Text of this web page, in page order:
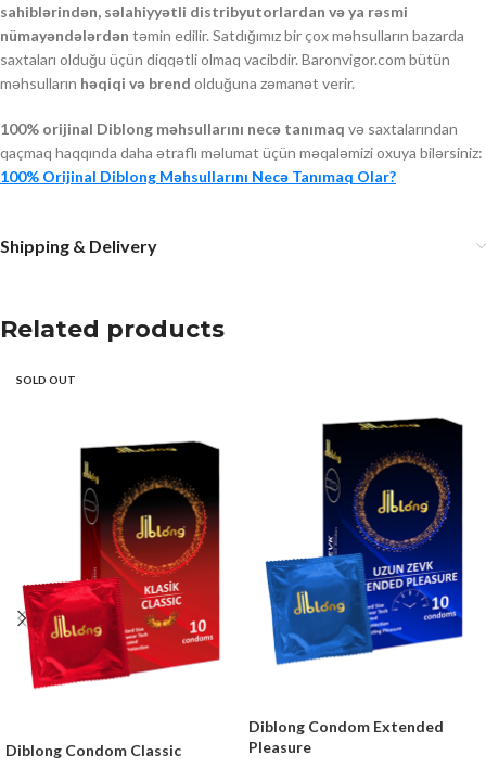
sahiblərindən, səlahiyyətli distribyutorlardan və ya rəsmi
nümayəndələrdən təmin edilir. Satdığımız bir çox məhsulların bazarda
saxtaları olduğu üçün diqqətli olmaq vacibdir. Baronvigor.com bütün
məhsulların həqiqi və brend olduğuna zəmanət verir.
100% orijinal Diblong məhsullarını necə tanımaq və saxtalarından
qaçmaq haqqında daha ətraflı məlumat üçün məqaləmizi oxuya bilərsiniz:
100% Orijinal Diblong Məhsullarını Necə Tanımaq Olar?
Shipping & Delivery
Related products
SOLD OUT
Diblong Condom Classic
Diblong Condom Extended
Pleasure